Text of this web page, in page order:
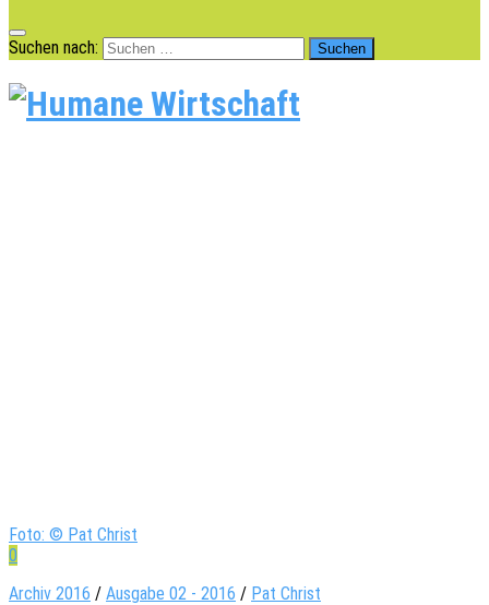
Suchen nach:
Foto: © Pat Christ
0
Archiv 2016 / Ausgabe 02 - 2016 / Pat Christ